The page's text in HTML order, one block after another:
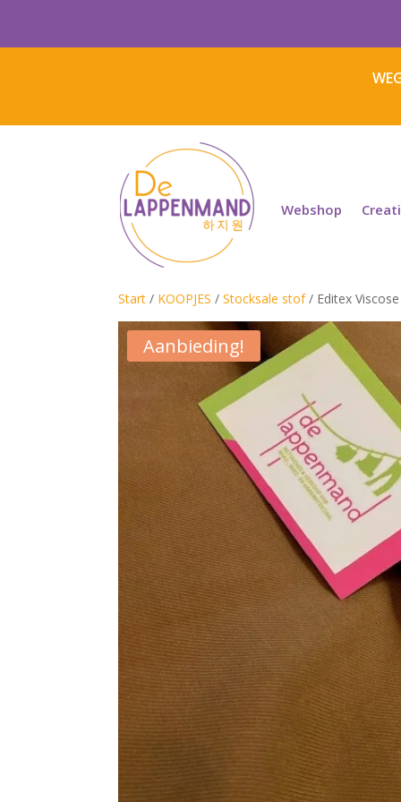
Webshop
Start / KOOPJES / Stocksale stof/ Editex
Aanbieding!